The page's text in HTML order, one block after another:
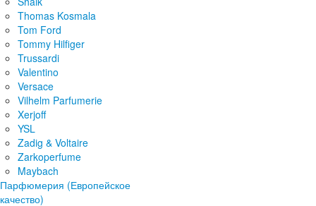
Thomas Kosmala
Tom Ford
Tommy Hilfiger
Trussardi
Valentino
Versace
Vilhelm Parfumerie
Xerjoff
YSL
Zadig & Voltaire
Zarkoperfume
Maybach
Парфюмерия (Европейское
качество)